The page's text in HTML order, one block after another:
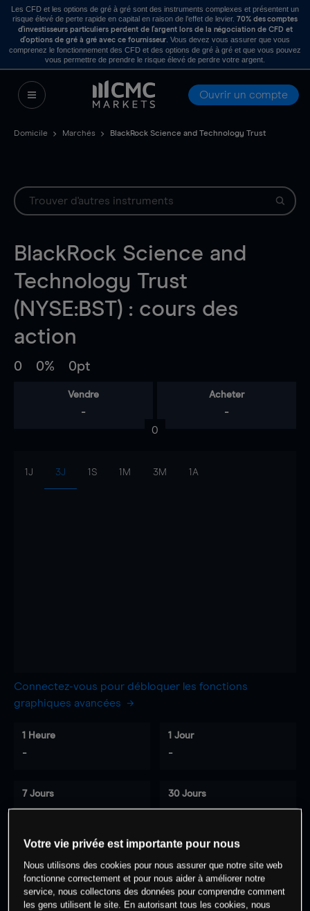
Les CFD et les options de gré à gré sont des instruments complexes et présentent un
risque élevé de perte rapide en capital en raison de l’effet de levier. 70% des comptes
d’investisseurs particuliers perdent de l’argent lors de la négociation de CFD et
d’options de gré à gré avec ce fournisseur . Vous devez vous assurer que vous
comprenez le fonctionnement des CFD et des options de gré à gré et que vous pouvez
vous permettre de prendre le risque élevé de perdre votre argent.
Ouvrir un compte
Domicile Marchés BlackRock Science and Technology Trust
BlackRock Science and
Technology Trust
(NYSE:BST) : cours des
action
0 0% 0pt
Vendre
-
Acheter
-
0
1J 3J 1S 1M 3M 1A
Connectez-vous pour débloquer les fonctions
graphiques avancées
1 Heure
-
1 Jour
-
7 Jours
-
30 Jours
-
0% des clients ont une position àsur
cet actif
Votre vie privée est importante pour nous
Nous utilisons des cookies pour nous assurer que notre site web
fonctionne correctement et pour nous aider à améliorer notre
service, nous collectons des données pour comprendre comment
les gens utilisent le site. En autorisant tous les cookies, nous